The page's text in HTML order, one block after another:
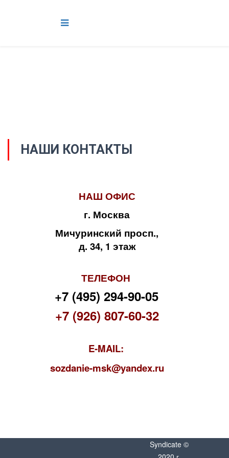
НАШИ КОНТАКТЫ
НАШ ОФИС
г. Москва
Мичуринский просп.,
д. 34, 1 этаж
ТЕЛЕФОН
+7 (495) 294-90-05
+7 (926) 807-60-32
E-MAIL:
sozdanie-msk@yandex.ru
Syndicate ©